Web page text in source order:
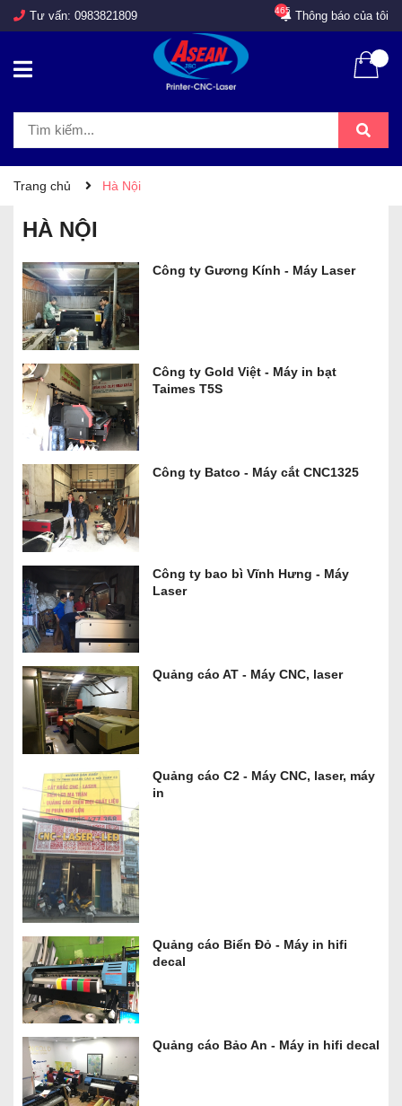
Tư vấn: 0983821809 Thông báo của tôi
465
Trang chủ Hà Nội
HÀ NỘI
Công ty Gương Kính - Máy Laser
Công ty Gold Việt - Máy in bạt
Taimes T5S
Công ty Batco - Máy cắt CNC1325
Công ty bao bì Vĩnh Hưng - Máy
Laser
Quảng cáo AT - Máy CNC, laser
Quảng cáo C2 - Máy CNC, laser, máy
in
Quảng cáo Biển Đỏ - Máy in hifi
decal
Quảng cáo Bảo An - Máy in hifi decal